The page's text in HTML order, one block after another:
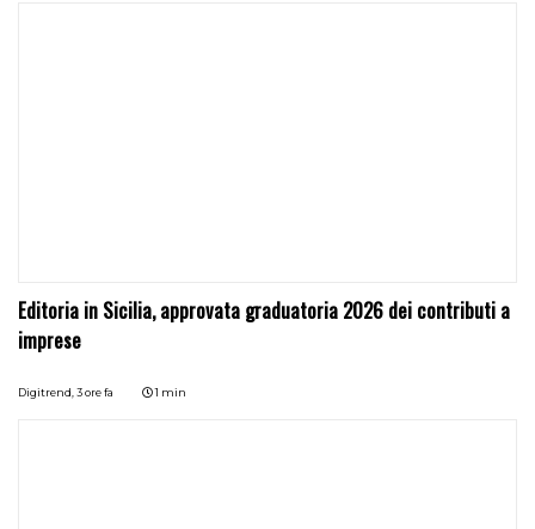
Editoria in Sicilia, approvata graduatoria 2026 dei contributi a
imprese
Digitrend,3 ore fa 1 min